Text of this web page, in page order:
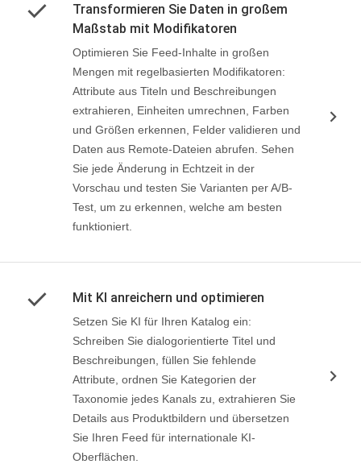
Transformieren Sie Daten in großem
Maßstab mit Modifikatoren
Optimieren Sie Feed-Inhalte in großen
Mengen mit regelbasierten Modifikatoren:
Attribute aus Titeln und Beschreibungen
extrahieren, Einheiten umrechnen, Farben
und Größen erkennen, Felder validieren und
Daten aus Remote-Dateien abrufen. Sehen
Sie jede Änderung in Echtzeit in der
Vorschau und testen Sie Varianten per A/B-
Test, um zu erkennen, welche am besten
funktioniert.
Mit KI anreichern und optimieren
Setzen Sie KI für Ihren Katalog ein:
Schreiben Sie dialogorientierte Titel und
Beschreibungen, füllen Sie fehlende
Attribute, ordnen Sie Kategorien der
Taxonomie jedes Kanals zu, extrahieren Sie
Details aus Produktbildern und übersetzen
Sie Ihren Feed für internationale KI-
Oberflächen.